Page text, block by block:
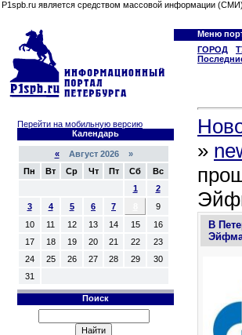
P1spb.ru является средством массовой информации
Меню
ГОРОД
Перейти на мобильную версию
Календарь
«Август 2026 »
Пн
Вт Ср Чт Пт Сб
Вс
1
2
3
4 5 6 7
9
10
11 12 13 14 15
16
17
18 19 20 21 22
23
24
25 26 27 28 29
30
31
Поиск
»
В